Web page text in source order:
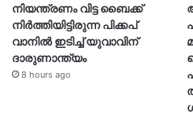
നിയന്ത്രണം വിട്ട ബൈക്ക്
നിർത്തിയിട്ടിരുന്ന പിക്കപ്
വാനിൽ ഇടിച്ച് യുവാവിന്
ദാരുണാന്ത്യം
8 hours ago